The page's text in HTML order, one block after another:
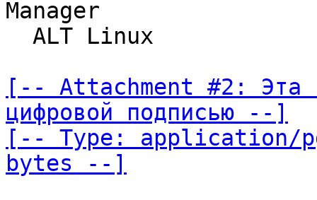
Manager
[-- Attachment #2: Эта
цифровой подписью --]
[-- Type: application/
bytes --]